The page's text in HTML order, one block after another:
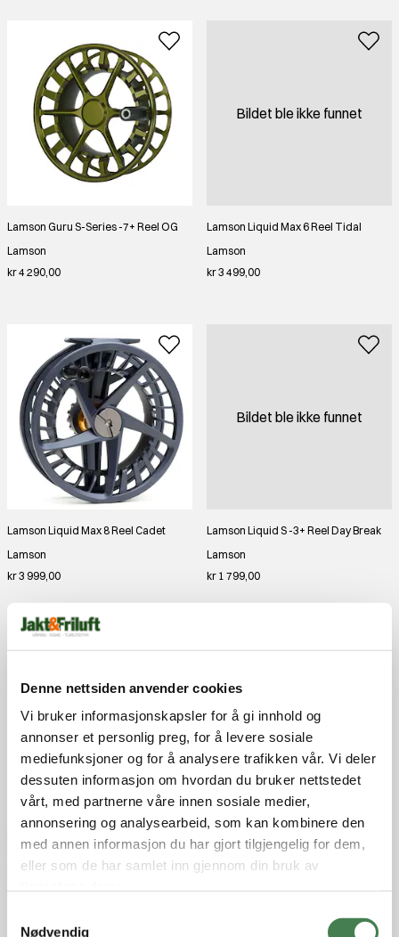
Denne nettsiden anvender cookies
Vi bruker informasjonskapsler for å gi innhold og
annonser et personlig preg, for å levere sosiale
mediefunksjoner og for å analysere trafikken vår. Vi deler
dessuten informasjon om hvordan du bruker nettstedet
vårt, med partnerne våre innen sosiale medier,
annonsering og analysearbeid, som kan kombinere den
med annen informasjon du har gjort tilgjengelig for dem,
eller som de har samlet inn gjennom din bruk av
Nødvendig
Lamson Guru S-Series -7+ Reel OG
Lamson
kr 4 290,00
Bildet ble ikke funnet
Lamson Liquid Max 6 Reel Tidal
Lamson
kr 3 499,00
Lamson Liquid Max 8 Reel Cadet
Lamson
kr 3 999,00
Bildet ble ikke funnet
Lamson Liquid S -3+ Reel Day Break
Lamson
kr 1 799,00
Lamson Liquid S -7+ 3-Pack Day
Break
Lamson
kr 3 299,00